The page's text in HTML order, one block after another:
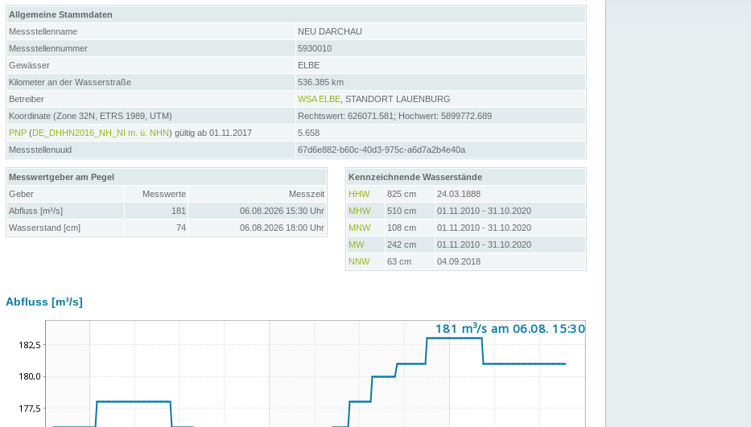
Allgemeine Stammdaten
Messstellenname
NEU DARCHAU
Messstellennummer
5930010
Gewässer
ELBE
Kilometer an der Wasserstraße
536.385 km
Betreiber
WSA ELBE , STANDORT LAUENBURG
Koordinate (Zone 32N, ETRS 1989, UTM)
Rechtswert: 626071.581; Hochwert: 5899772.689
PNP (DE_DHHN2016_NH_NI m. ü. NHN) gültig ab 01.11.2017
5.658
Messstellenuuid
67d6e882-b60c-40d3-975c-a6d7a2b4e40a
Messwertgeber am Pegel
Geber
Messwerte
Messzeit
Abfluss [m³/s]
181
06.08.2026 15:30 Uhr
Wasserstand [cm]
74 06.08.2026 18:00 Uhr
Kennzeichnende Wasserstände
HHW
825 cm
24.03.1888
MHW
510 cm
01.11.2010 - 31.10.2020
MNW
108 cm
01.11.2010 - 31.10.2020
MW
242 cm
01.11.2010 - 31.10.2020
NNW
63 cm 04.09.2018
Abfluss [m³/s]